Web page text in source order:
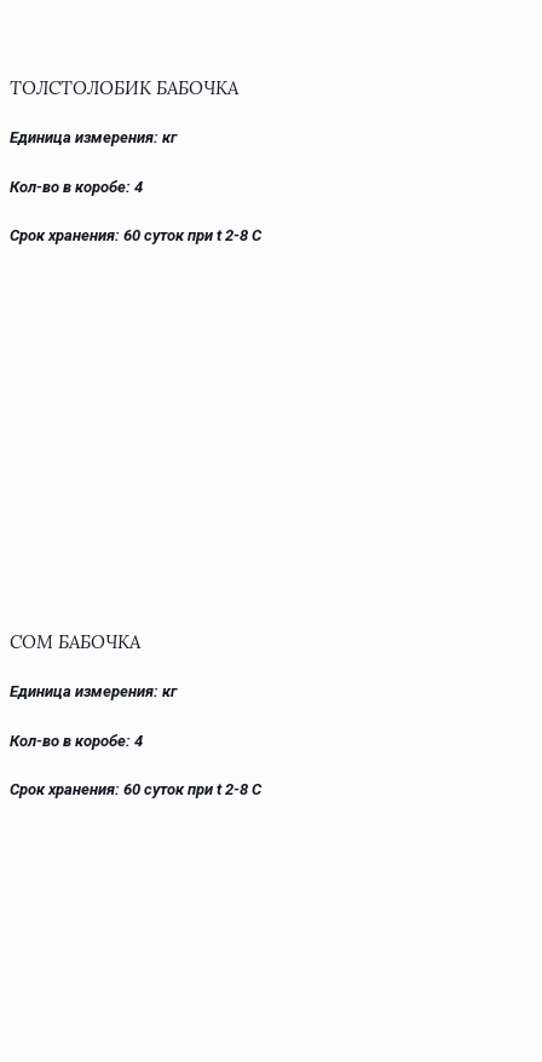
ТОЛСТОЛОБИК БАБОЧКА
Единица измерения: кг
Кол-во в коробе: 4
Срок хранения: 60 суток при t 2-8 С
СОМ БАБОЧКА
Единица измерения: кг
Кол-во в коробе: 4
Срок хранения: 60 суток при t 2-8 С